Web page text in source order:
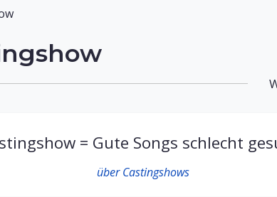
= Gute Songs schlecht
über Castingshows